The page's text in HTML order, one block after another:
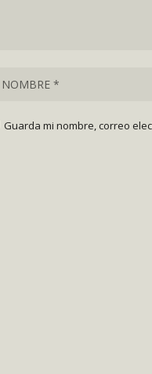
Guarda mi nombre, correo